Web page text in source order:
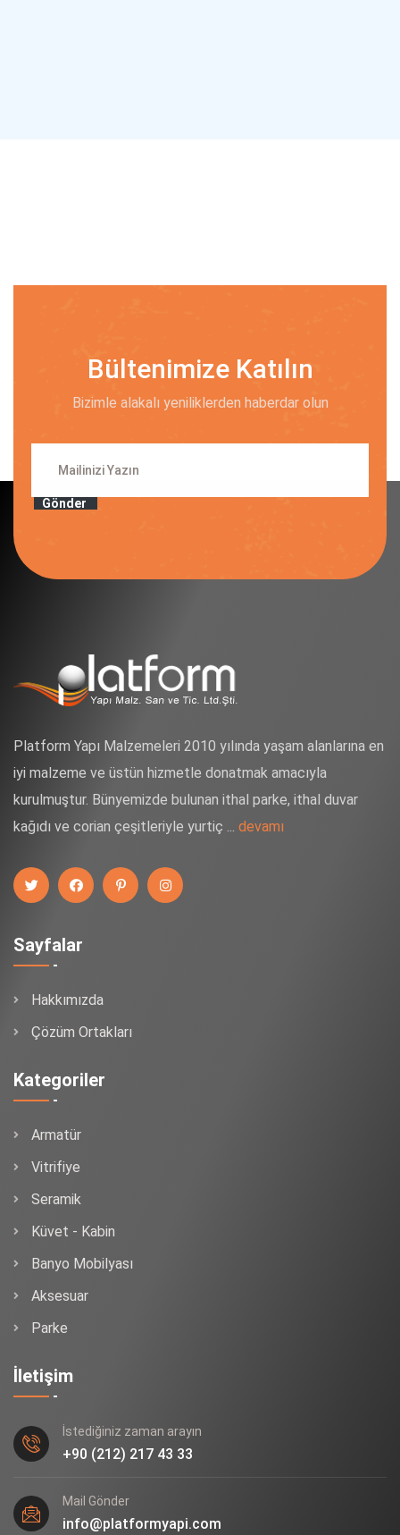
Bültenimize Katılın
Bizimle alakalı yeniliklerden haberdar olun
Gönder
Platform Yapı Malzemeleri 2010 yılında yaşam alanlarına en
iyi malzeme ve üstün hizmetle donatmak amacıyla
kurulmuştur. Bünyemizde bulunan ithal parke, ithal duvar
kağıdı ve corian çeşitleriyle yurtiç ... devamı
Sayfalar
Hakkımızda
Çözüm Ortakları
Kategoriler
Armatür
Vitrifiye
Seramik
Küvet - Kabin
Banyo Mobilyası
Aksesuar
Parke
İletişim
İstediğiniz zaman arayın
+90 (212) 217 43 33
Mail Gönder
info@platformyapi.com